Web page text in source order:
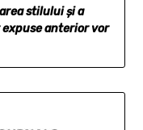
stilului şi a
anteriorvor